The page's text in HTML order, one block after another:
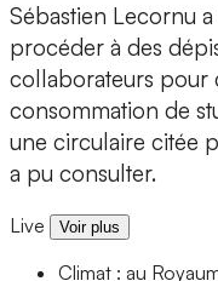
Sébastien Lecornu
procéder à des
collaborateurs pour
consommation de
une circulaire citée
a pu consulter.
Live Voir plus
Climat : au